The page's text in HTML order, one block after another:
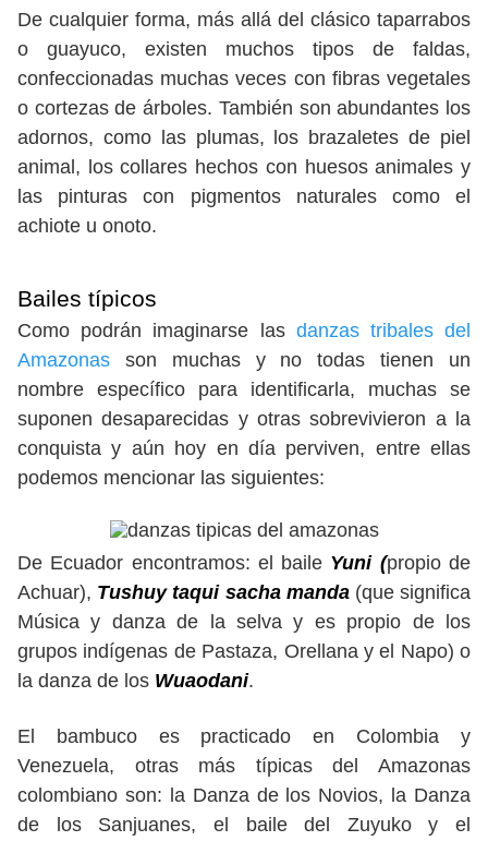
De cualquier forma, más allá del clásico taparrabos
o guayuco, existen muchos tipos de faldas,
confeccionadas muchas veces con fibras vegetales
o cortezas de árboles. También son abundantes los
adornos, como las plumas, los brazaletes de piel
animal, los collares hechos con huesos animales y
las pinturas con pigmentos naturales como el
achiote u onoto.
Bailes típicos
Como podrán imaginarse las danzas tribales del
Amazonas son muchas y no todas tienen un
nombre específico para identificarla, muchas se
suponen desaparecidas y otras sobrevivieron a la
conquista y aún hoy en día perviven, entre ellas
podemos mencionar las siguientes:
De Ecuador encontramos: el baile Yuni (propio de
Achuar), Tushuy taqui sacha manda(que significa
Música y danza de la selva y es propio de los
grupos indígenas de Pastaza, Orellana y el Napo) o
la danza de los Wuaodani.
El bambuco es practicado en Colombia y
Venezuela, otras más típicas del Amazonas
colombiano son: la Danza de los Novios, la Danza
de los Sanjuanes, el baile del Zuyuko y el